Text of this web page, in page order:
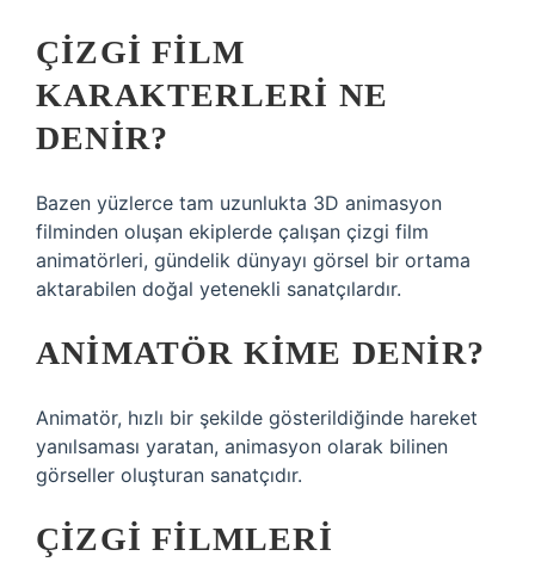
ÇIZGI FILM
KARAKTERLERI NE
DENIR?
Bazen yüzlerce tam uzunlukta 3D animasyon
filminden oluşan ekiplerde çalışan çizgi film
animatörleri, gündelik dünyayı görsel bir ortama
aktarabilen doğal yetenekli sanatçılardır.
ANIMATÖR KIME DENIR?
Animatör, hızlı bir şekilde gösterildiğinde hareket
yanılsaması yaratan, animasyon olarak bilinen
görseller oluşturan sanatçıdır.
ÇIZGI FILMLERI